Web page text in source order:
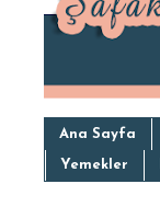
Ana Sayfa
Yemekler